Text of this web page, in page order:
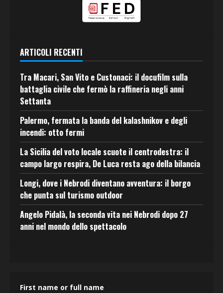
ARTICOLI RECENTI
Tra Macari, San Vito e Custonaci: il docufilm sulla
battaglia civile che fermò la raffineria negli anni
Settanta
Palermo, fermata la banda del kalashnikov e degli
incendi: otto fermi
La Sicilia del voto locale scuote il centrodestra: il
campo largo respira, De Luca resta ago della bilancia
Longi, dove i Nebrodi diventano avventura: il borgo
che punta sul turismo outdoor
Angelo Pidalà, la seconda vita nei Nebrodi dopo 27
anni nel mondo dello spettacolo
First name or full name